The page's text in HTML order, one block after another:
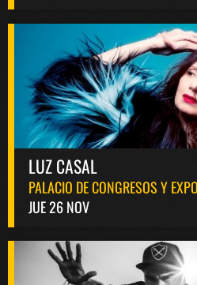
LUZ CASAL
PALACIO DE CONGRESOS Y
JUE 26 NOV